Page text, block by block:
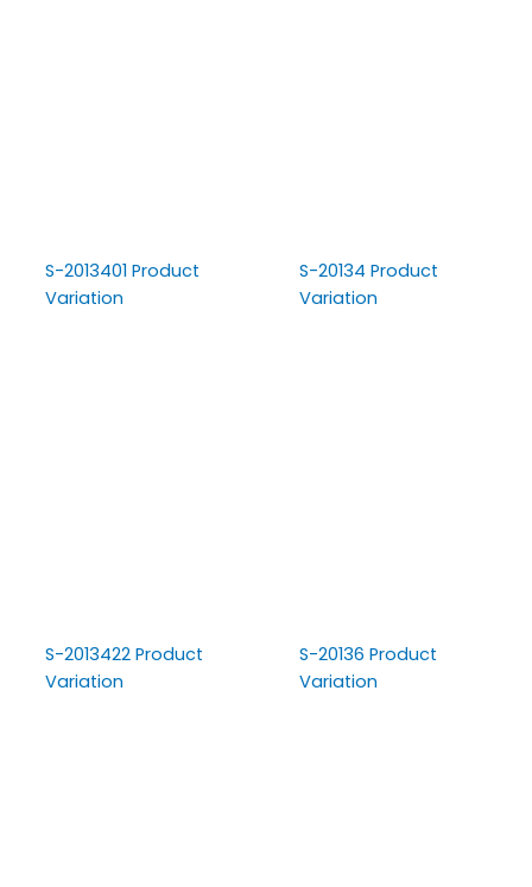
S-2013401 Product
Variation
S-20134 Product
Variation
S-2013422 Product
Variation
S-20136 Product
Variation